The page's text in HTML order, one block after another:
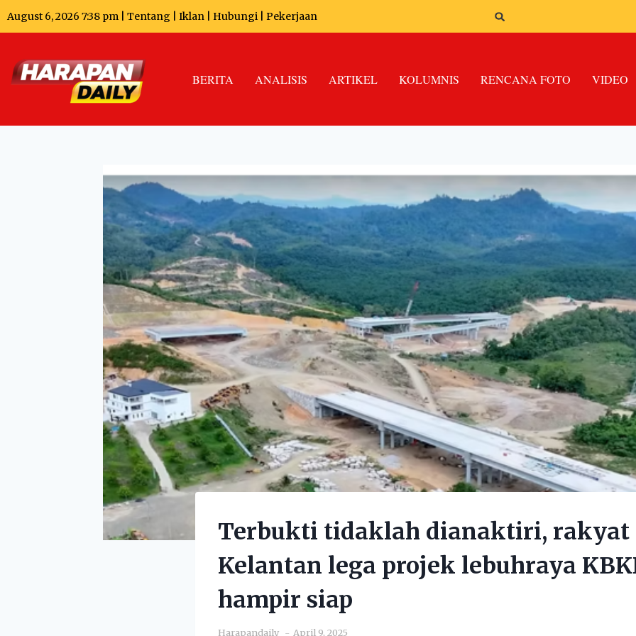
August 6, 2026 7:38 pm | Tentang Iklan Hubungi Pekerjaan
BERITA ANALISIS ARTIKEL KOLUMNIS RENCANA FOTO VIDEO
Terbukti tidaklah dianaktiri, rakyat
Kelantan lega projek lebuhraya
hampir siap
Harapandaily April 9, 2025